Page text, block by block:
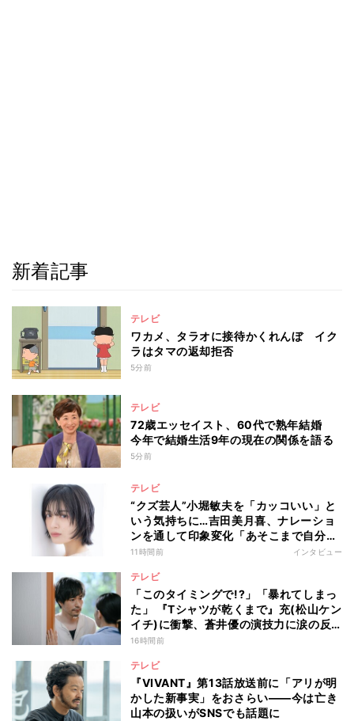
新着記事
テレビ
ワカメ、タラオに接待かくれんぼ イク
ラはタマの返却拒否
5分前
テレビ
72歳エッセイスト、60代で熟年結婚
今年で結婚生活9年の現在の関係を語る
5分前
テレビ
“クズ芸人”小堀敏夫を「カッコいい」と
いう気持ちに…吉田美月喜、ナレーショ
ンを通して印象変化「あそこまで自分に
正直に生きられる人は、なかなかいな
11時間前 インタビュー
テレビ
「このタイミングで!?」「暴れてしまっ
た」 『Tシャツが乾くまで』充(松山ケン
イチ)に衝撃、蒼井優の演技力に涙の反
響も
16時間前
テレビ
『VIVANT』第13話放送前に「アリが明
かした新事実」をおさらい――今は亡き
山本の扱いがSNSでも話題に